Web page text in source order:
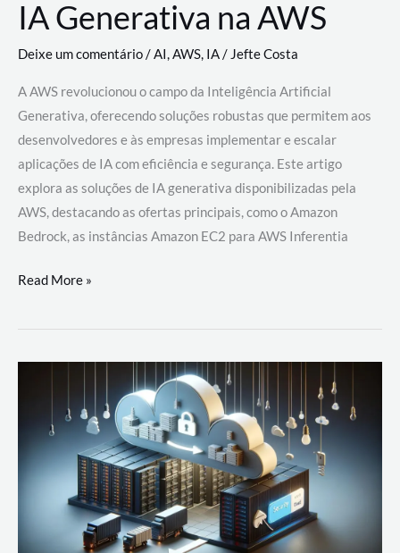
IA Generativa na AWS
Deixe um comentário/AI,AWS, IA/Jefte Costa
A AWS revolucionou o campo da Inteligência Artificial
Generativa, oferecendo soluções robustas que permitem aos
desenvolvedores e às empresas implementar e escalar
aplicações de IA com eficiência e segurança. Este artigo
explora as soluções de IA generativa disponibilizadas pela
AWS, destacando as ofertas principais, como o Amazon
Bedrock, as instâncias Amazon EC2 para AWS Inferentia
Utilizando
Soluções
AWS
Read More »